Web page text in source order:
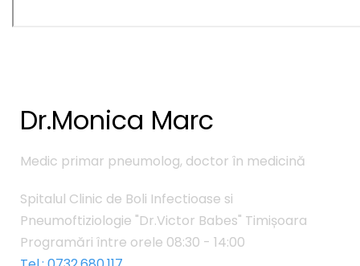
Dr.Monica Marc
Medic primar pneumolog, doctor în medicină
Spitalul Clinic de Boli Infectioase si
Pneumoftiziologie "Dr.Victor Babes" Timișoara
Programări între orele 08:30 - 14:00